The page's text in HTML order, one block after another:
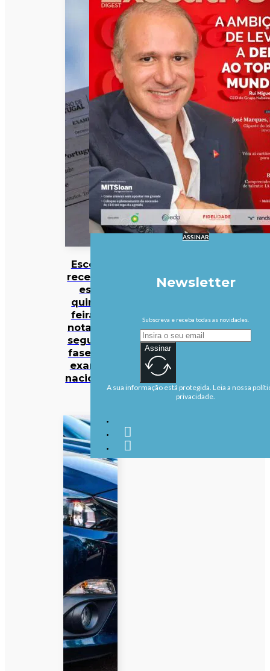
Escolas
recebem
esta
quinta-
feira as
notas da
segunda
fase dos
exames
nacionais
ASSINAR
Newsletter
Subscreva e receba todas as novidades.
Assinar
A sua informação está protegida. Leia a nossa
privacidade.